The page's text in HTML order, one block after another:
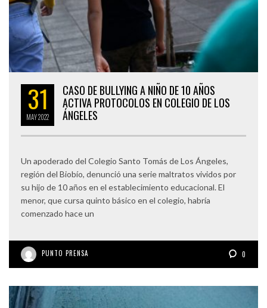
31
MAY2022
CASO DE BULLYING A NIÑO DE 10 AÑOS
ACTIVA PROTOCOLOS EN COLEGIO DE LOS
ÁNGELES
Un apoderado del Colegio Santo Tomás de Los Ángeles,
región del Biobío, denunció una serie maltratos vividos por
su hijo de 10 años en el establecimiento educacional. El
menor, que cursa quinto básico en el colegio, habría
comenzado hace un
PUNTO PRENSA 0